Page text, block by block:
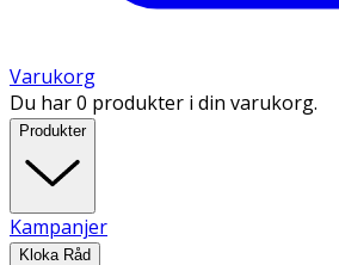
Varukorg
Du har 0 produkter i din varukorg.
Produkter
Kampanjer
Kloka Råd